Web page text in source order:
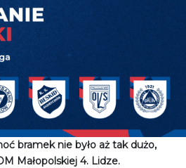
bramek nie było aż tak dużo,
Małopolskiej 4. Lidze.